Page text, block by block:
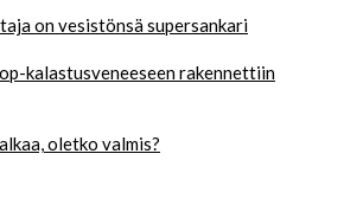
on vesistönsä supersankari
kalastusveneeseen rakennettiin
oletko valmis?